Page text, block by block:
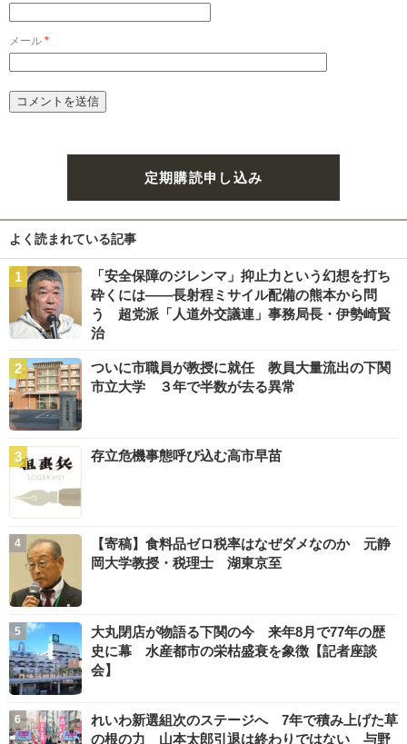
メール *
定期購読申し込み
よく読まれている記事
「安全保障のジレンマ」抑止力という幻想を打ち
砕くには――長射程ミサイル配備の熊本から問
う 超党派「人道外交議連」事務局長・伊勢崎賢
治
ついに市職員が教授に就任 教員大量流出の下関
市立大学 ３年で半数が去る異常
存立危機事態呼び込む高市早苗
【寄稿】食料品ゼロ税率はなぜダメなのか 元静
岡大学教授・税理士 湖東京至
大丸閉店が物語る下関の今 来年8月で77年の歴
史に幕 水産都市の栄枯盛衰を象徴【記者座談
会】
れいわ新選組次のステージへ 7年で積み上げた草
の根の力 山本太郎引退は終わりではない 与野